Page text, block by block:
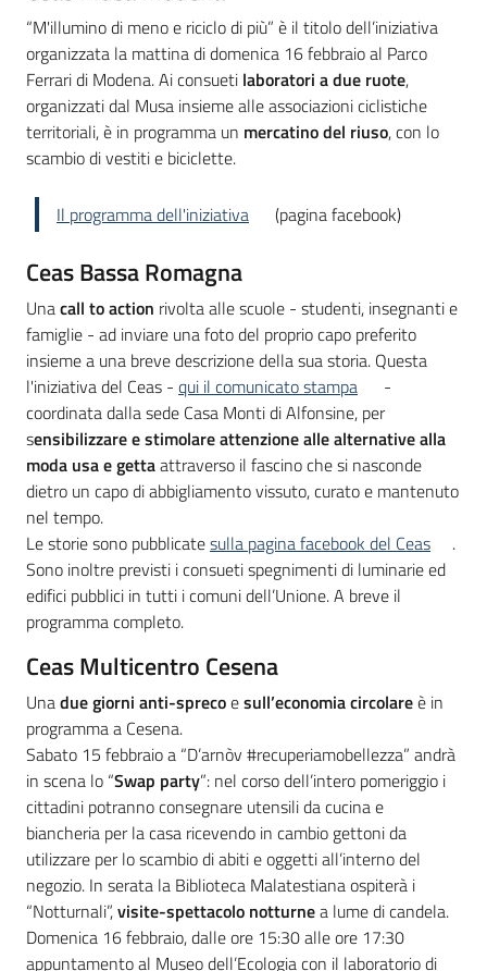
“M'illumino di meno e riciclo di più” è il titolo dell’iniziativa
organizzata la mattina di domenica 16 febbraio al Parco
Ferrari di Modena. Ai consueti laboratori a due ruote,
organizzati dal Musa insieme alle associazioni ciclistiche
territoriali, è in programma un mercatino del riuso, con lo
scambio di vestiti e biciclette.
Il programma dell'iniziativa (pagina facebook)
Ceas Bassa Romagna
Unacall to action rivolta alle scuole - studenti, insegnanti e
famiglie - ad inviare una foto del proprio capo preferito
insieme a una breve descrizione della sua storia. Questa
l'iniziativa del Ceas - qui il comunicato stampa
-
coordinata dalla sede Casa Monti di Alfonsine, per
sensibilizzare e stimolare attenzione alle alternative alla
moda usa e gettaattraverso il fascino che si nasconde
dietro un capo di abbigliamento vissuto, curato e mantenuto
nel tempo.
Le storie sono pubblicatesulla pagina facebook del Ceas
.
Sono inoltre previsti i consueti spegnimenti di luminarie ed
edifici pubblici in tutti i comuni dell’Unione. A breve il
programma completo.
Ceas Multicentro Cesena
Unadue giorni anti-sprecoesull’economia circolareè in
programma a Cesena.
Sabato 15 febbraio a “D’arnòv #recuperiamobellezza” andrà
in scena lo “Swap party”: nel corso dell’intero pomeriggio i
cittadini potranno consegnare utensili da cucina e
biancheria per la casa ricevendo in cambio gettoni da
utilizzare per lo scambio di abiti e oggetti all’interno del
negozio. In serata la Biblioteca Malatestiana ospiterà i
“Notturnali”,visite-spettacolo notturnea lume di candela.
Domenica 16 febbraio, dalle ore 15:30 alle ore 17:30
appuntamento al Museo dell’Ecologia con il laboratorio di